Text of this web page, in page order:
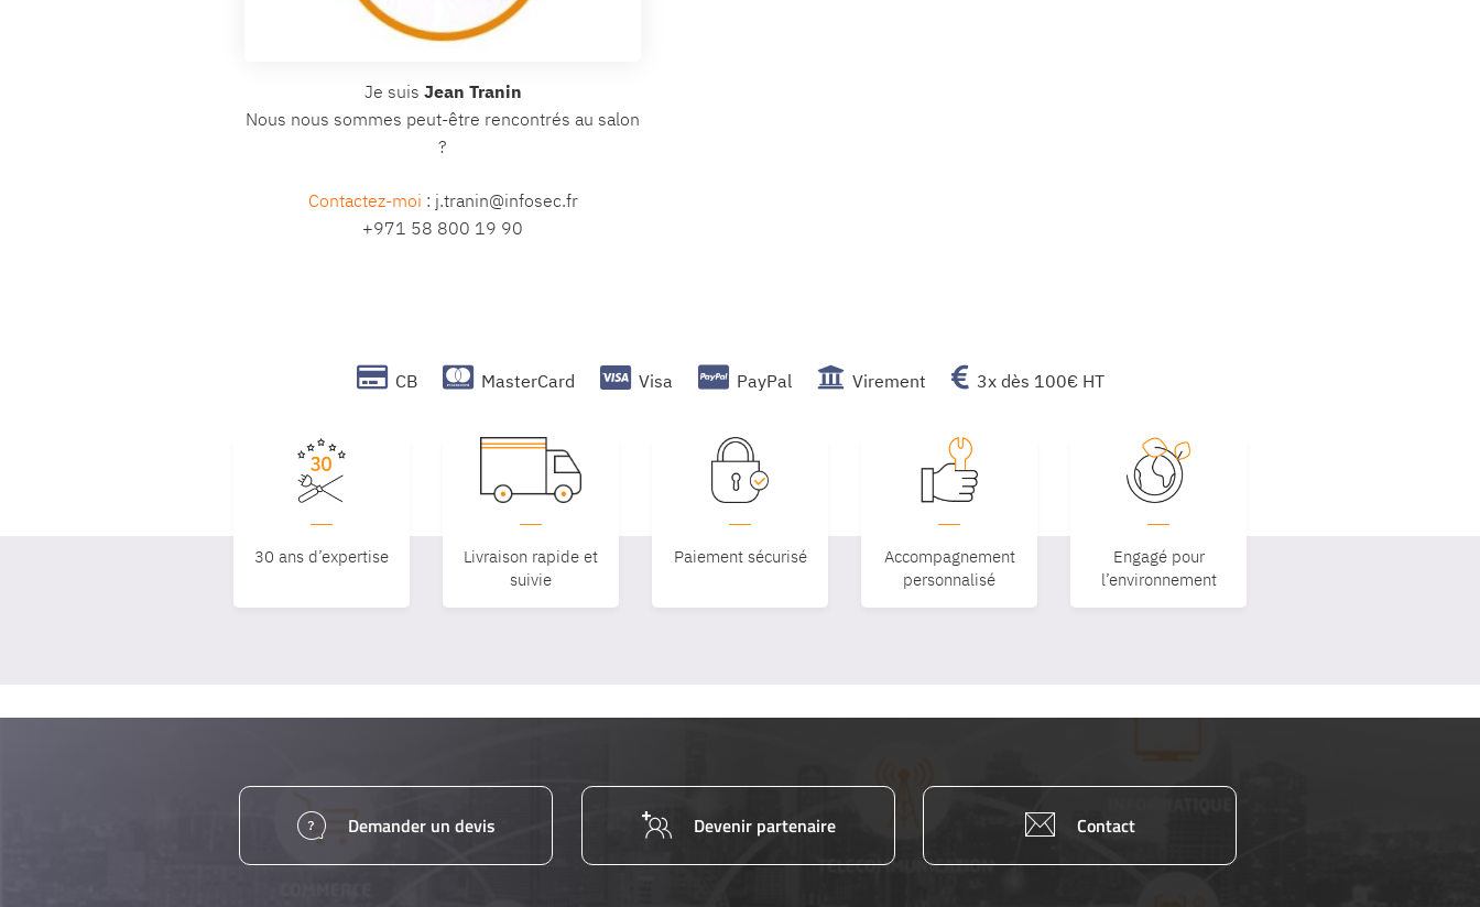
Je suis Jean Tranin
Nous nous sommes peut-être rencontrés au salon
?
Contactez-moi : j.tranin@infosec.fr
+971 58 800 19 90
CB MasterCard Visa PayPal Virement 3x dès 100€ HT
30 ans d’expertise
Livraison rapide et
suivie
Paiement sécurisé
Accompagnement
personnalisé
Engagé pour
l’environnement
Demander un devis Devenir partenaire Contact